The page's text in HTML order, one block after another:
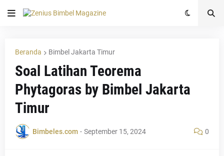
Beranda Bimbel Jakarta Timur
Soal Latihan Teorema
Phytagoras by Bimbel Jakarta
Timur
Bimbeles.com - September 15, 2024 0